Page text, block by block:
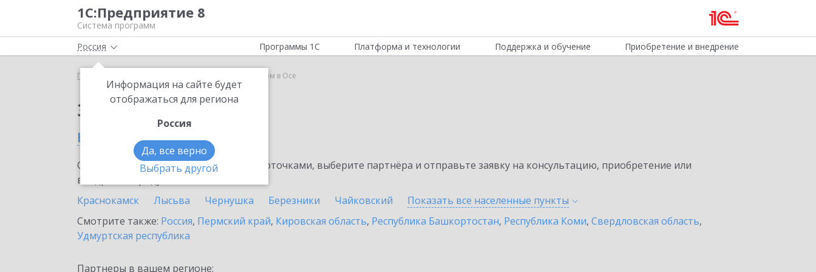
1С:Предприятие 8
Система программ
Россия
Информация на сайте будет
отображаться для региона
Россия
Да, все верно
Выбрать другой
Программы 1С Платформа и технологии Поддержка и обучение Приобретение и внедрение
Главная 1С-Такском в Осе
Заказать 1С-Такском
в Осе
Ознакомьтесь с информационными карточками, выберите партнёра и отправьте заявку на консультацию, приобретение или
внедрение продукта.
Краснокамск
Лысьва Чернушка Березники Чайковский Показать все населенные пункты
Смотрите также: Россия, Пермский край, Кировская область, Республика Башкортостан, Республика Коми, Свердловская область,
Удмуртская республика
Партнеры в вашем регионе: